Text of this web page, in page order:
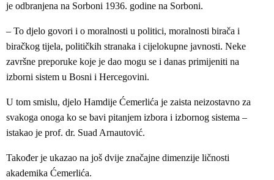
je odbranjena na Sorboni 1936. godine na Sorboni.
– To djelo govori i o moralnosti u politici, moralnosti birača i
biračkog tijela, političkih stranaka i cijelokupne javnosti. Neke
završne preporuke koje je dao mogu se i danas primijeniti na
izborni sistem u Bosni i Hercegovini.
U tom smislu, djelo Hamdije Ćemerlića je zaista neizostavno za
svakoga onoga ko se bavi pitanjem izbora i izbornog sistema –
istakao je prof. dr. Suad Arnautović.
Također je ukazao na još dvije značajne dimenzije ličnosti
akademika Ćemerlića.